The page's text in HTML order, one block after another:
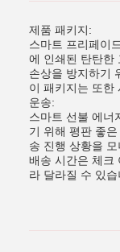
제품 패키지:
스마트 프리페이
에 인쇄된 탄탄한
손상을 방지하기
이 패키지는 또한
운송:
스마트 선불 에너
기 위해 평판 좋
송 진행 상황을
배송 시간은 체크
라 달라질 수 있습